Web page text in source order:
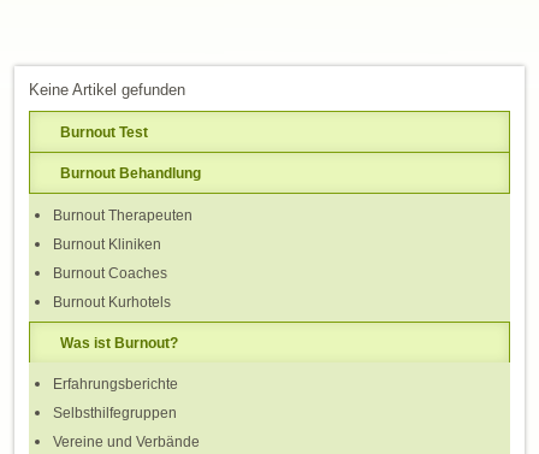
Keine Artikel gefunden
Burnout Test
Burnout Behandlung
Burnout Therapeuten
Burnout Kliniken
Burnout Coaches
Burnout Kurhotels
Was ist Burnout?
Erfahrungsberichte
Selbsthilfegruppen
Vereine und Verbände